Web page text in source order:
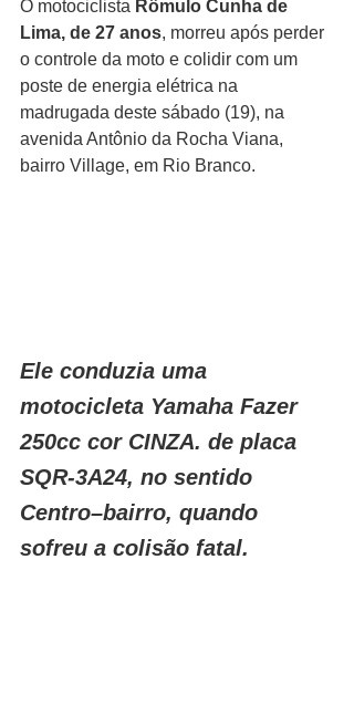
O motociclista Rômulo Cunha de
Lima, de 27 anos, morreu após perder
o controle da moto e colidir com um
poste de energia elétrica na
madrugada deste sábado (19), na
avenida Antônio da Rocha Viana,
bairro Village, em Rio Branco.
Ele conduzia uma
motocicleta Yamaha Fazer
250cc cor CINZA. de placa
SQR-3A24, no sentido
Centro–bairro, quando
sofreu a colisão fatal.